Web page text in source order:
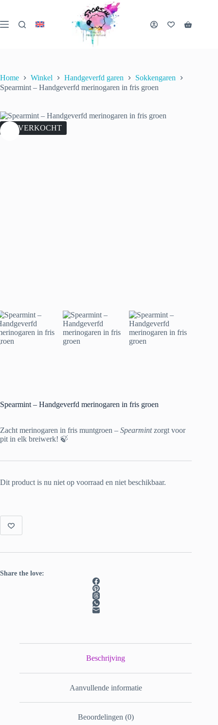
de
inhoud
Home Winkel Handgeverfd garen
Sokkengaren
Spearmint – Handgeverfd merinogaren in fris groen
UITVERKOCHT
Spearmint – Handgeverfd merinogaren in fris groen
Zacht merinogaren in fris muntgroen – Spearmintzorgt voor
pit in elk breiwerk! 🍃
Dit product is nu niet op voorraad en niet beschikbaar.
Share the love:
Beschrijving
Aanvullende informatie
Beoordelingen (0)